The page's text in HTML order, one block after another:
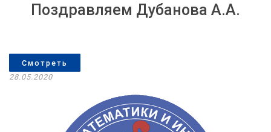
Поздравляем Дубанова А.А.
Смотреть
28.05.2020